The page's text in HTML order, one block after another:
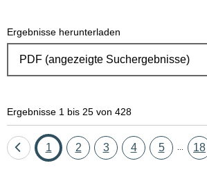
Ergebnisse herunterladen
Ergebnisse 1 bis 25 von 428
EineSeite
1 Seite
2 Seite
3 Seite
4 Seite
5 18